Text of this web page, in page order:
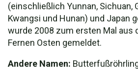
(einschließlich Yunnan, Sichuan,
Kwangsi und Hunan) und Japan
wurde 2008 zum ersten Mal aus
Fernen Osten gemeldet.
Andere Namen: